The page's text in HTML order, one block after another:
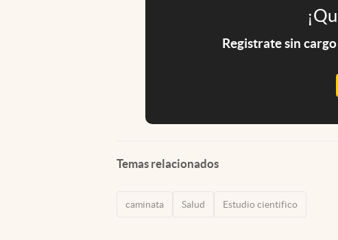
Registrate sin cargo
Temas relacionados
caminata Salud Estudio cientifico